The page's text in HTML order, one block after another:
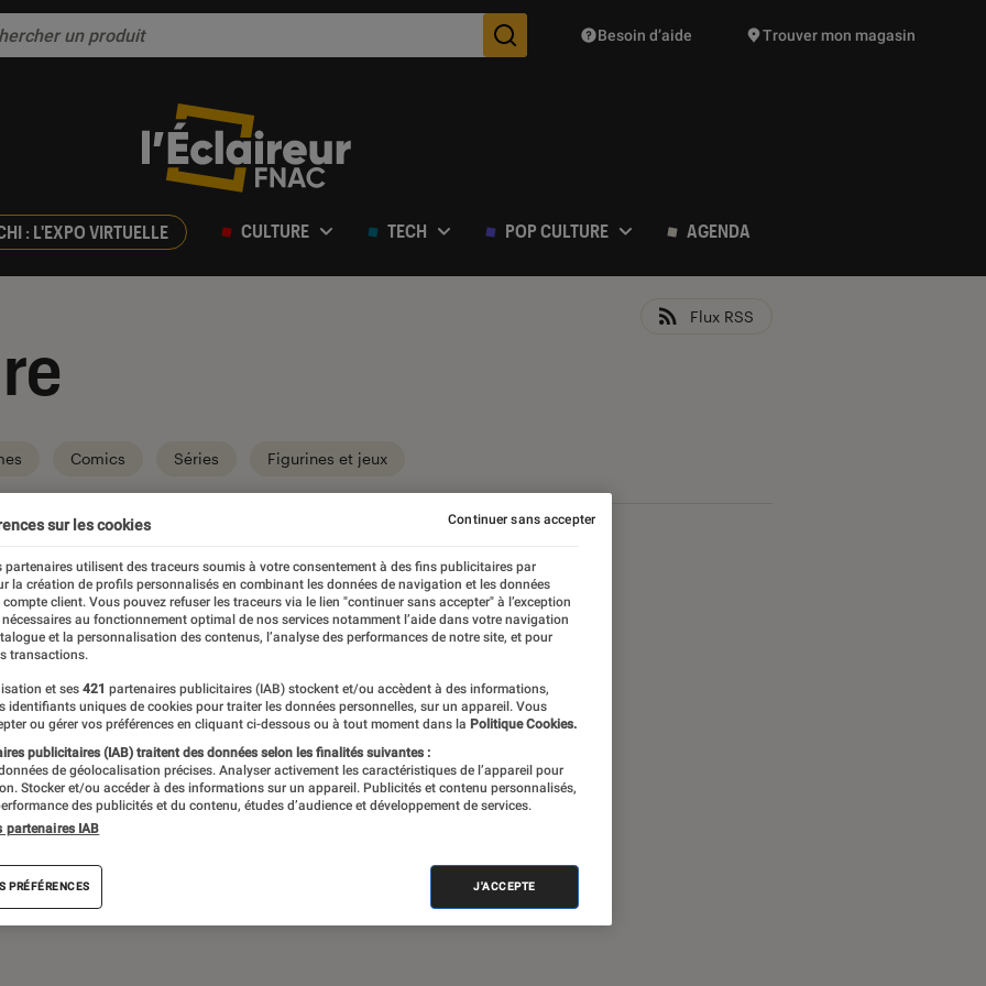
Des suggestions de produits vont vous être proposées
Besoin d’aide Trouver mon magasin
: L'EXPO VIRTUELLE CULTURE TECH POP CULTURE AGENDA
Flux RSS
Comics Séries Figurines et jeux
société, jeux vidéos… Du suivi de
par les critiques et les articles long
le meilleur de l’actualité pop culture
Disney+ Star Wars Apple TV+ LEGO James Bond
sur les cookies
partenaires utilisent des traceurs soumis à votre consentement à des fins publicitaires par
la création de profils personnalisés en combinant les données de navigation et les données
compte client. Vous pouvez refuser les traceurs via le lien "continuer sans accepter" à l’exception
au fonctionnement optimal de nos services notamment l’aide dans votre navigation
et la personnalisation des contenus, l’analyse des performances de notre site, et pour
transactions.
et ses 421 partenaires publicitaires (IAB) stockent et/ou accèdent à des informations,
identifiants uniques de cookies pour traiter les données personnelles, sur un appareil. Vous
ou gérer vos préférences en cliquant ci-dessous ou à tout moment dans la Politique Cookies.
publicitaires (IAB) traitent des données selon les finalités suivantes :
de géolocalisation précises. Analyser activement les caractéristiques de l’appareil pour
Stocker et/ou accéder à des informations sur un appareil. Publicités et contenu personnalisés,
des publicités et du contenu, études d’audience et développement de services.
partenaires IAB
PRÉFÉRENCES J'ACCEPTE
Continuer sans accepter